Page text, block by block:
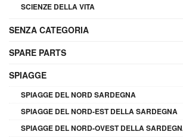
SCIENZE DELLA VITA
SENZA CATEGORIA
SPARE PARTS
SPIAGGE
SPIAGGE DEL NORD SARDEGNA
SPIAGGE DEL NORD-EST DELLA SARDEGNA
SPIAGGE DEL NORD-OVEST DELLA